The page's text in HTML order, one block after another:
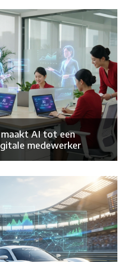
AI tot een
medewerker